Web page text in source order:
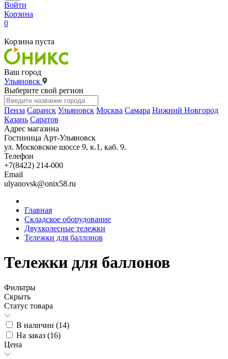
Войти
Корзина
0
Корзина пуста
Ваш город
Ульяновск
Выберите свой регион
Пенза Саранск Ульяновск Москва Самара Нижний Новгород
Казань Саратов
Адрес магазина
Гостиница Арт-Ульяновск
ул. Московское шоссе 9, к.1, каб. 9.
Телефон
+7(8422) 214-000
Email
ulyanovsk@onix58.ru
Главная
Складское оборудование
Двухколесные тележки
Тележки для баллонов
Тележки для баллонов
Фильтры
Скрыть
Статус товара
В наличии (14)
На заказ (16)
Цена